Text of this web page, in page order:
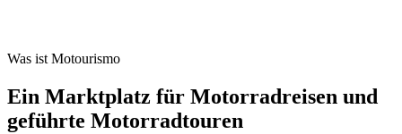
Was ist Motourismo
Ein Marktplatz für Motorradreisen und
geführte Motorradtouren